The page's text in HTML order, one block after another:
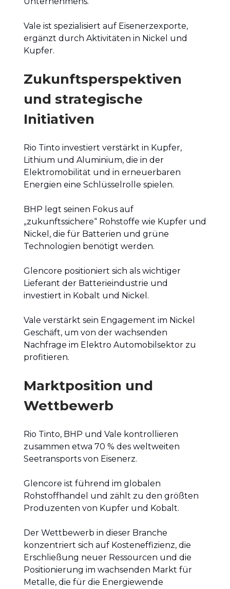
Vale ist spezialisiert auf Eisenerzexporte,
ergänzt durch Aktivitäten in Nickel und
Kupfer.
Zukunftsperspektiven
und strategische
Initiativen
Rio Tinto investiert verstärkt in Kupfer,
Lithium und Aluminium, die in der
Elektromobilität und in erneuerbaren
Energien eine Schlüsselrolle spielen.
BHP legt seinen Fokus auf
„zukunftssichere“ Rohstoffe wie Kupfer und
Nickel, die für Batterien und grüne
Technologien benötigt werden.
Glencore positioniert sich als wichtiger
Lieferant der Batterieindustrie und
investiert in Kobalt und Nickel.
Vale verstärkt sein Engagement im Nickel
Geschäft, um von der wachsenden
Nachfrage im Elektro Automobilsektor zu
profitieren.
Marktposition und
Wettbewerb
Rio Tinto, BHP und Vale kontrollieren
zusammen etwa 70 % des weltweiten
Seetransports von Eisenerz.
Glencore ist führend im globalen
Rohstoffhandel und zählt zu den größten
Produzenten von Kupfer und Kobalt.
Der Wettbewerb in dieser Branche
konzentriert sich auf Kosteneffizienz, die
Erschließung neuer Ressourcen und die
Positionierung im wachsenden Markt für
Metalle, die für die Energiewende